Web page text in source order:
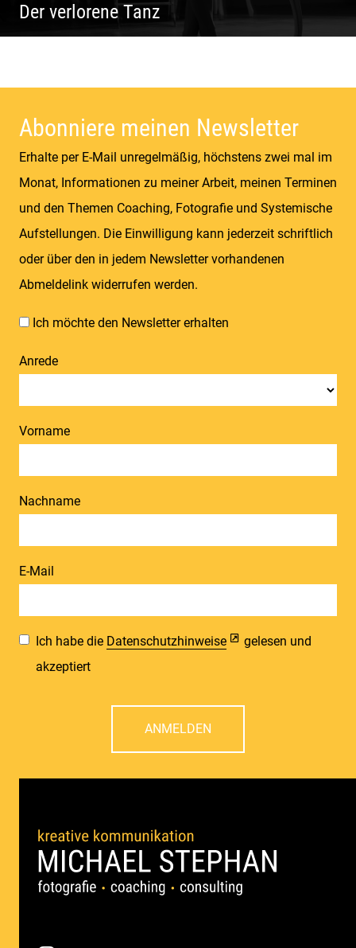
Der verlorene Tanz
Abonniere meinen Newsletter
Erhalte per E-Mail unregelmäßig, höchstens zwei mal im
Monat, Informationen zu meiner Arbeit, meinen Terminen
und den Themen Coaching, Fotografie und Systemische
Aufstellungen. Die Einwilligung kann jederzeit schriftlich
oder über den in jedem Newsletter vorhandenen
Abmeldelink widerrufen werden.
Ich möchte den Newsletter erhalten
Anrede
Vorname
Nachname
E-Mail
Ich habe die Datenschutzhinweise
gelesen und
akzeptiert
ANMELDEN